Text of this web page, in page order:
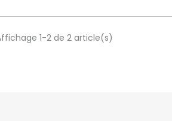
1-2 de 2 article(s)